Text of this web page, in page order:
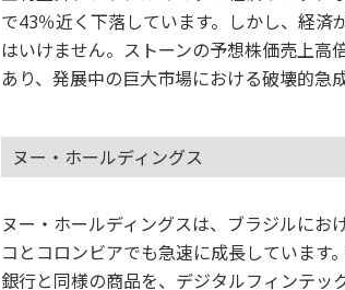
で43％近く下落しています。しかし、経
はいけません。ストーンの予想株価売上高
あり、発展中の巨大市場における破壊的急
ヌー・ホールディングス
ヌー・ホールディングスは、ブラジルにお
コとコロンビアでも急速に成長しています
銀行と同様の商品を、デジタルフィンテッ